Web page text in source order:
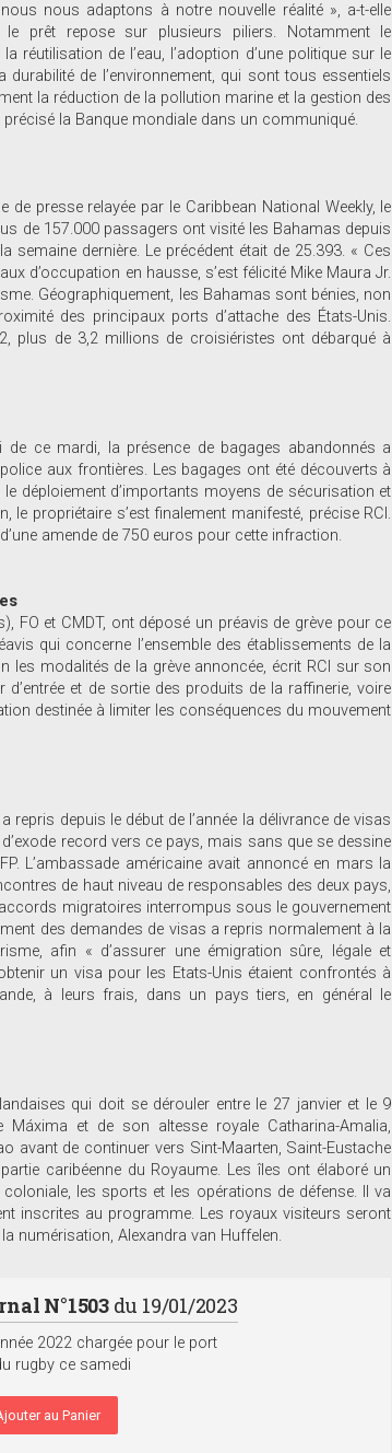
nous adaptons à notre nouvelle réalité », a-t-elle
le prêt repose sur plusieurs piliers. Notamment le
réutilisation de l’eau, l’adoption d’une politique sur le
de l’environnement, qui sont tous essentiels
la réduction de la pollution marine et la gestion des
la Banque mondiale dans un communiqué.
de presse relayée par le Caribbean National Weekly, le
de 157.000 passagers ont visité les Bahamas depuis
dernière. Le précédent était de 25.393. « Ces
d’occupation en hausse, s’est félicité Mike Maura Jr.
Géographiquement, les Bahamas sont bénies, non
des principaux ports d’attache des États-Unis.
plus de 3,2 millions de croisiéristes ont débarqué à
de ce mardi, la présence de bagages abandonnés a
aux frontières. Les bagages ont été découverts à
déploiement d’importants moyens de sécurisation et
le propriétaire s’est finalement manifesté, précise RCI.
amende de 750 euros pour cette infraction.
FO et CMDT, ont déposé un préavis de grève pour ce
qui concerne l’ensemble des établissements de la
les modalités de la grève annoncée, écrit RCI sur son
et de sortie des produits de la raffinerie, voire
destinée à limiter les conséquences du mouvement
repris depuis le début de l’année la délivrance de visas
record vers ce pays, mais sans que se dessine
L’ambassade américaine avait annoncé en mars la
de haut niveau de responsables des deux pays,
migratoires interrompus sous le gouvernement
des demandes de visas a repris normalement à la
afin « d’assurer une émigration sûre, légale et
un visa pour les Etats-Unis étaient confrontés à
à leurs frais, dans un pays tiers, en général le
qui doit se dérouler entre le 27 janvier et le 9
et de son altesse royale Catharina-Amalia,
avant de continuer vers Sint-Maarten, Saint-Eustache
caribéenne du Royaume. Les îles ont élaboré un
les sports et les opérations de défense. Il va
inscrites au programme. Les royaux visiteurs seront
numérisation, Alexandra van Huffelen.
N°1503du 19/01/2023
2022 chargée pour le port
rugby ce samedi
au Panier